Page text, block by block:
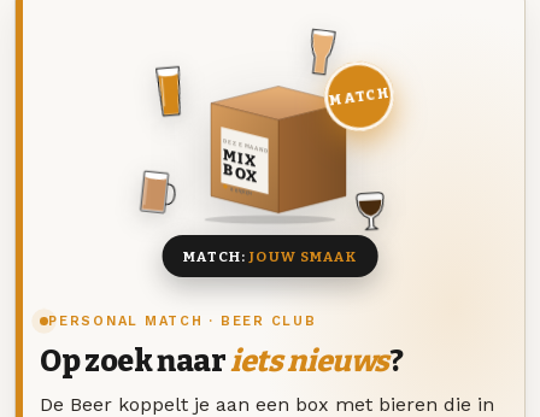
PERSONAL MATCH · BEER CLUB
Op zoek naariets nieuws?
De Beer koppelt je aan een box met bieren die in
DEZE MAAND
MIX
BOX
8 BIEREN
MATCH
MATCH:JOUW SMAAK